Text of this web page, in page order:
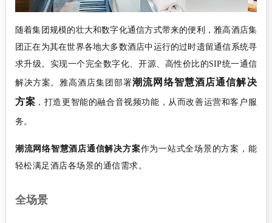
随着集团规模的壮大和数字化通信方式带来的便利，雅高酒店集
团正在为其在世界各地大多数酒店中运行的过时遗留通信系统寻
求升级。实现一个完全数字化、开源、高性价比的SIP统一通信
解决方案。 雅高酒店集团部署潮流网络智慧酒店通信解决
方案 ，打造更智能的融合音视频功能，从而改善运营和客户服
务。
潮流网络智慧酒店通信解决方案作为一站式全场景的方案，能
轻松满足酒店各场景的通信需求。
全场景